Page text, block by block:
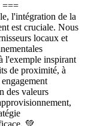
===
l'intégration de la
est cruciale. Nous
locaux et
l'exemple inspirant
de proximité, à
des valeurs